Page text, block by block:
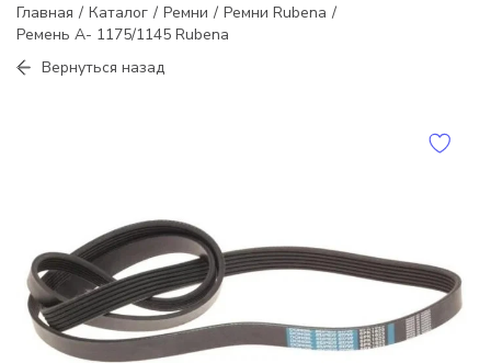
Главная Каталог Ремни
Ремни Rubena
Ремень А- 1175/1145 Rubena
Вернуться назад